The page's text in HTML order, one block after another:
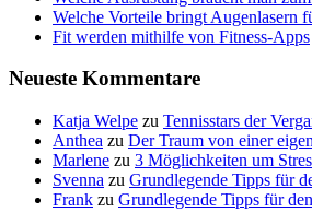
Welche Vorteile bringt Augenlasern
Fit werden mithilfe von Fitness-Apps
Neueste Kommentare
Katja Welpe zu Tennisstars der
Anthea zu Der Traum von einer
Marlene zu 3 Möglichkeiten um
Svenna zu Grundlegende Tipps für
Frank zu Grundlegende Tipps für